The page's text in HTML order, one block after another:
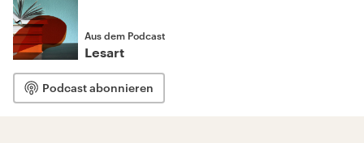
Aus dem Podcast
Lesart
Podcast abonnieren